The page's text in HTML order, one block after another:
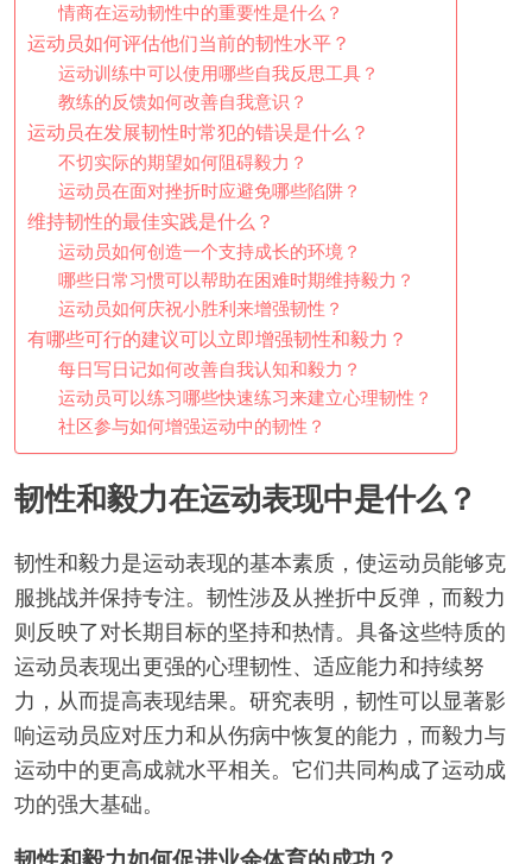
情商在运动韧性中的重要性是什么？
运动员如何评估他们当前的韧性水平？
运动训练中可以使用哪些自我反思工具？
教练的反馈如何改善自我意识？
运动员在发展韧性时常犯的错误是什么？
不切实际的期望如何阻碍毅力？
运动员在面对挫折时应避免哪些陷阱？
维持韧性的最佳实践是什么？
运动员如何创造一个支持成长的环境？
哪些日常习惯可以帮助在困难时期维持毅力？
运动员如何庆祝小胜利来增强韧性？
有哪些可行的建议可以立即增强韧性和毅力？
每日写日记如何改善自我认知和毅力？
运动员可以练习哪些快速练习来建立心理韧性？
社区参与如何增强运动中的韧性？
韧性和毅力在运动表现中是什么？
韧性和毅力是运动表现的基本素质，使运动员能够克
服挑战并保持专注。韧性涉及从挫折中反弹，而毅力
则反映了对长期目标的坚持和热情。具备这些特质的
运动员表现出更强的心理韧性、适应能力和持续努
力，从而提高表现结果。研究表明，韧性可以显著影
响运动员应对压力和从伤病中恢复的能力，而毅力与
运动中的更高成就水平相关。它们共同构成了运动成
功的强大基础。